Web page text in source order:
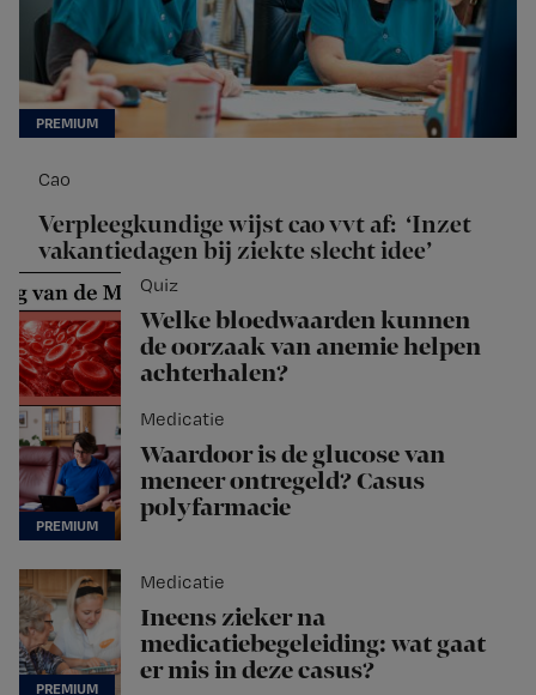
Cao
Verpleegkundige wijst cao vvt af: ‘Inzet
vakantiedagen bij ziekte slecht idee’
Quiz
Welke bloedwaarden kunnen
de oorzaak van anemie helpen
achterhalen?
Medicatie
Waardoor is de glucose van
meneer ontregeld? Casus
polyfarmacie
Medicatie
Ineens zieker na
medicatiebegeleiding: wat gaat
er mis in deze casus?